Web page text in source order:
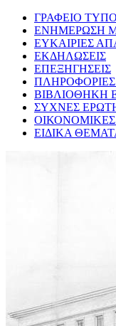
ΓΡΑΦΕΙΟ
ΕΝΗΜΕΡΩΣΗ
ΕΥΚΑΙΡΙΕΣ
ΕΚΔΗΛΩΣΕΙΣ
ΕΠΕΞΗΓΗΣΕΙΣ
ΠΛΗΡΟΦΟΡΙΕΣ
ΒΙΒΛΙΟΘΗΚΗ
ΣΥΧΝΕΣ
ΟΙΚΟΝΟΜΙΚΕΣ
ΕΙΔΙΚΑ